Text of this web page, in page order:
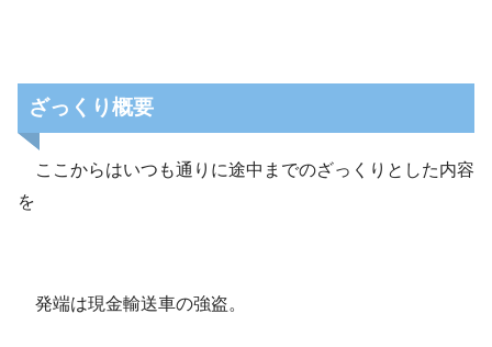
ざっくり概要
ここからはいつも通りに途中までのざっくりとした内容
を
発端は現金輸送車の強盗。